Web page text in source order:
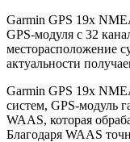
Garmin GPS 19x
GPS-модуля с 32
месторасположение
актуальности
Garmin GPS 19x
систем, GPS-модуль
WAAS, которая
Благодаря WAAS